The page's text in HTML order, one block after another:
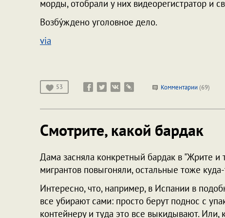
морды, отобрали у них видеорегистратор и
Возбу́ждено уголовное дело.
via
53 Комментарии (69)
Смотрите, какой бардак
Дама засняла конкретный бардак в "Жрите и
мигрантов повыгоняли, остальные тоже
Интересно, что, например, в Испании в
все убирают сами: просто берут поднос с
контейнеру и туда это все выкидывают.